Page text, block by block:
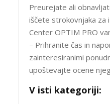
Preurejate ali
iščete strokovnjaka za
Center OPTIM PRO
– Prihranite čas in
zainteresiranimi
upoštevajte ocene
V isti kategoriji: